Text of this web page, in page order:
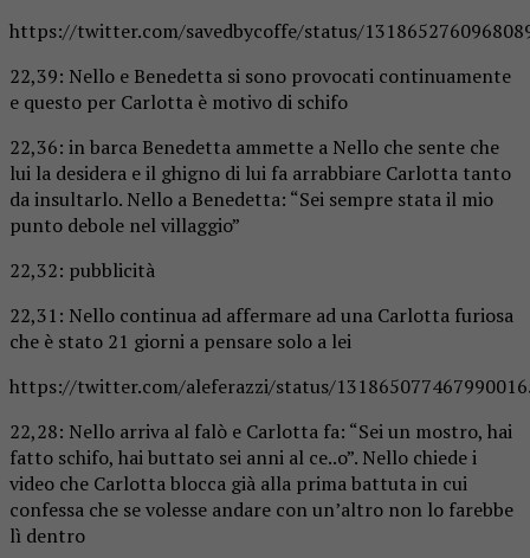
https://twitter.com/savedbycoffe/status/
22,39: Nello e Benedetta si sono provocati continuamente
e questo per Carlotta è motivo di schifo
22,36: in barca Benedetta ammette a Nello che sente che
lui la desidera e il ghigno di lui fa arrabbiare Carlotta tanto
da insultarlo. Nello a Benedetta: “Sei sempre stata il mio
punto debole nel villaggio”
22,32: pubblicità
22,31: Nello continua ad affermare ad una Carlotta furiosa
che è stato 21 giorni a pensare solo a lei
https://twitter.com/aleferazzi/status/
22,28: Nello arriva al falò e Carlotta fa: “Sei un mostro, hai
fatto schifo, hai buttato sei anni al ce..o”. Nello chiede i
video che Carlotta blocca già alla prima battuta in cui
confessa che se volesse andare con un’altro non lo farebbe
lì dentro